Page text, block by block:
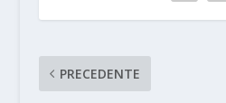
PRECEDENTE